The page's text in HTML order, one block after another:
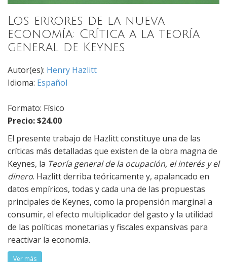
Los errores de la nueva
economía: Crítica a la teoría
general de Keynes
Autor(es): Henry Hazlitt
Idioma: Español
Formato: Físico
Precio: $24.00
El presente trabajo de Hazlitt constituye una de las
críticas más detalladas que existen de la obra magna de
Keynes, la Teoría general de la ocupación, el interés y el
dinero. Hazlitt derriba teóricamente y, apalancado en
datos empíricos, todas y cada una de las propuestas
principales de Keynes, como la propensión marginal a
consumir, el efecto multiplicador del gasto y la utilidad
de las políticas monetarias y fiscales expansivas para
reactivar la economía.
Ver más